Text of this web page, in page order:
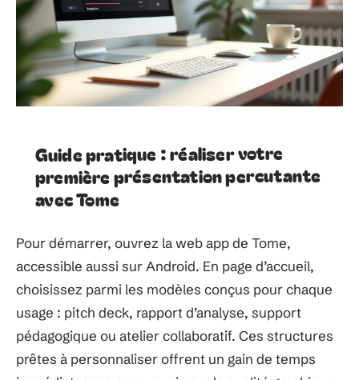
Guide pratique : réaliser votre
première présentation percutante
avec Tome
Pour démarrer, ouvrez la web app de Tome,
accessible aussi sur Android. En page d’accueil,
choisissez parmi les modèles conçus pour chaque
usage : pitch deck, rapport d’analyse, support
pédagogique ou atelier collaboratif. Ces structures
prêtes à personnaliser offrent un gain de temps